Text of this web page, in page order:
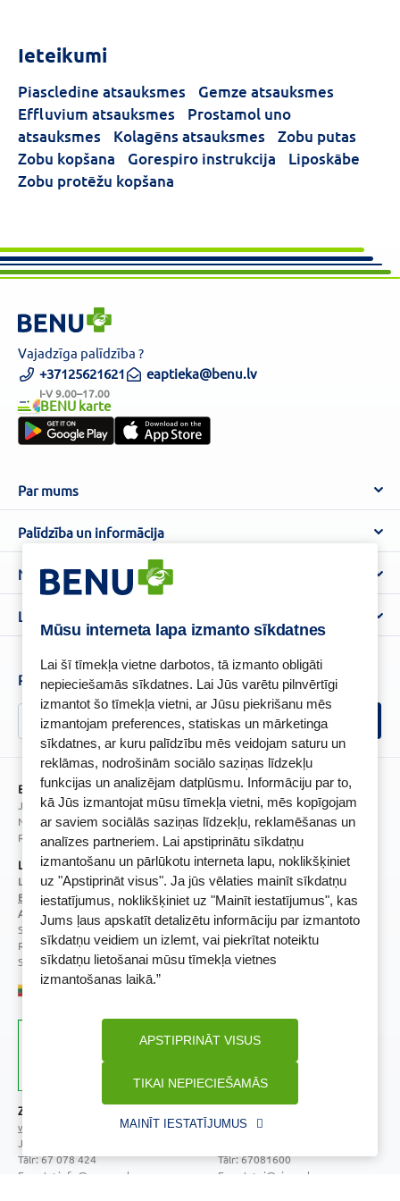
Mūsu interneta lapa izmanto sīkdatnes
Lai šī tīmekļa vietne darbotos, tā izmanto obligāti
nepieciešamās sīkdatnes. Lai Jūs varētu pilnvērtīgi
izmantot šo tīmekļa vietni, ar Jūsu piekrišanu mēs
izmantojam preferences, statiskas un mārketinga
sīkdatnes, ar kuru palīdzību mēs veidojam saturu un
reklāmas, nodrošinām sociālo saziņas līdzekļu
funkcijas un analizējam datplūsmu. Informāciju par to,
kā Jūs izmantojat mūsu tīmekļa vietni, mēs kopīgojam
ar saviem sociālās saziņas līdzekļu, reklamēšanas un
analīzes partneriem. Lai apstiprinātu sīkdatņu
izmantošanu un pārlūkotu interneta lapu, noklikšķiniet
uz "Apstiprināt visus". Ja jūs vēlaties mainīt sīkdatņu
iestatījumus, noklikšķiniet uz "Mainīt iestatījumus", kas
Jums ļaus apskatīt detalizētu informāciju par izmantoto
sīkdatņu veidiem un izlemt, vai piekrītat noteiktu
sīkdatņu lietošanai mūsu tīmekļa vietnes
izmantošanas laikā.”
TIKAI NEPIECIEŠAMĀS
APSTIPRINĀT VISUS
MAINĪT IESTATĪJUMUS
Ieteikumi
Piascledine atsauksmes
Gemze atsauksmes
Effluvium atsauksmes
Prostamol uno
atsauksmes
Kolagēns atsauksmes
Zobu putas
Zobu kopšana
Gorespiro instrukcija
Liposkābe
Zobu protēžu kopšana
Vajadzīga palīdzība ?
+37125621621
I-V 9.00–17.00
eaptieka@benu.lv
BENU karte
Par mums
Par BENU
Benu Blogs
Aptiekas
Palīdzība un informācija
BENU Aptieka kontakti
Piegāde
Biežāk uzdotie jautājumi
Noteikumi
Lietošanas noteikumi
Atteikuma tiesību veidlapa
Privātuma politika
Sīkfailu politika
Videonovērošanas politika
Lojalitātes programma
Senioru priekšrocības
Īpašās priekšrocības
BENU lietotne
BENU lojalitātes programmas noteikumi
Piesakies un esi pirmais, kas uzzina BENU jaunumus!
BENU Aptieka Latvija, SIA
Juridiskā adrese / Faktiskā adrese:
Noliktavu iela 5, Dreiliņi, Stopiņu novads, LV-2130
Reģistrācijas Nr.: 40003252167
Licence
Licences numurs:A00010
E-aptiekas kontakti
Aptiekas vadītāja:
Sertificēta farmaceite: Jeļena Gončarova
Reģistrācijas Nr.: F-0834
Sertifikāta Nr.: 092.2020
Zāļu valsts aģentūra
www.zva.gov.lv
Jersikas iela 15, Rīga
Tālr: 67 078 424
E-pasts: info@zva.gov.lv
www.vi.gov.lv
Tālr: 67081600
E-pasts: vi@vi.gov.lv